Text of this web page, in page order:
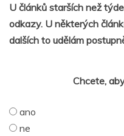
U článků starších než
odkazy. U některých
dalších to udělám
Chcete,
ano
ne